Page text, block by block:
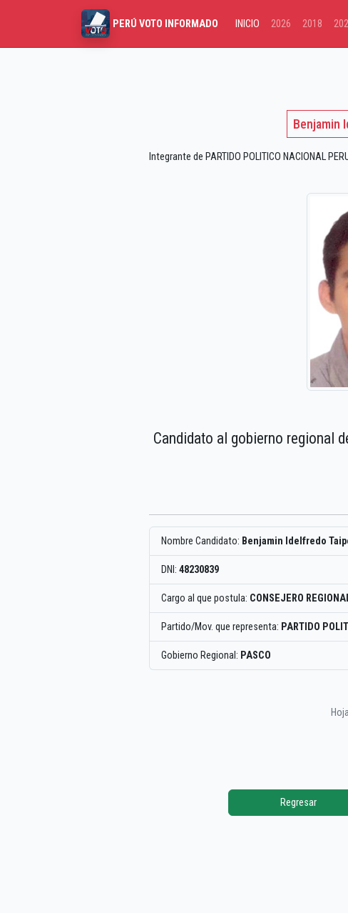
PERÚ VOTO INFORMADO INICIO 2026 2018
Benjamin
Integrante de PARTIDO POLITICO NACIONAL
Candidato al gobierno regional
Nombre Candidato: Benjamin Idelfredo
DNI: 48230839
Cargo al que postula: CONSEJERO
Partido/Mov. que representa: PARTIDO
Gobierno Regional: PASCO
Regresar